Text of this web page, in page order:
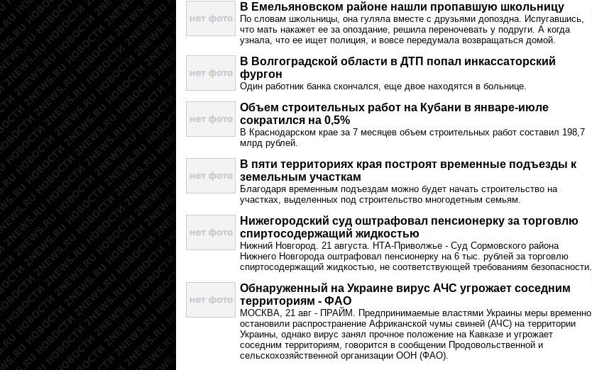
В Емельяновском районе нашли пропавшую школьницу
По словам школьницы, она гуляла вместе с друзьями допоздна. Испугавшись,
что мать накажет ее за опоздание, решила переночевать у подруги. А когда
узнала, что ее ищет полиция, и вовсе передумала возвращаться домой.
В Волгоградской области в ДТП попал инкассаторский
фургон
Один работник банка скончался, еще двое находятся в больнице.
Объем строительных работ на Кубани в январе-июле
сократился на 0,5%
В Краснодарском крае за 7 месяцев объем строительных работ составил 198,7
млрд рублей.
В пяти территориях края построят временные подъезды к
земельным участкам
Благодаря временным подъездам можно будет начать строительство на
участках, выделенных под строительство многодетным семьям.
Нижегородский суд оштрафовал пенсионерку за торговлю
спиртосодержащий жидкостью
Нижний Новгород. 21 августа. НТА-Приволжье - Суд Сормовского района
Нижнего Новгорода оштрафовал пенсионерку на 6 тыс. рублей за торговлю
спиртосодержащий жидкостью, не соответствующей требованиям безопасности.
Обнаруженный на Украине вирус АЧС угрожает соседним
территориям - ФАО
МОСКВА, 21 авг - ПРАЙМ. Предпринимаемые властями Украины меры временно
остановили распространение Африканской чумы свиней (АЧС) на территории
Украины, однако вирус занял прочное положение на Кавказе и угрожает
соседним территориям, говорится в сообщении Продовольственной и
сельскохозяйственной организации ООН (ФАО).